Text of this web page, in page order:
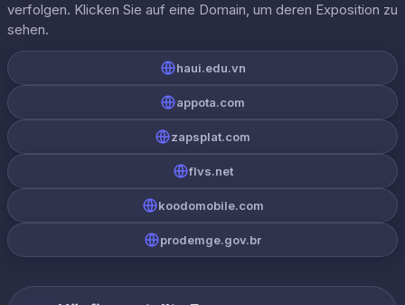
verfolgen. Klicken Sie auf eine Domain, um deren Exposition zu
sehen.
haui.edu.vn
appota.com
zapsplat.com
flvs.net
koodomobile.com
prodemge.gov.br